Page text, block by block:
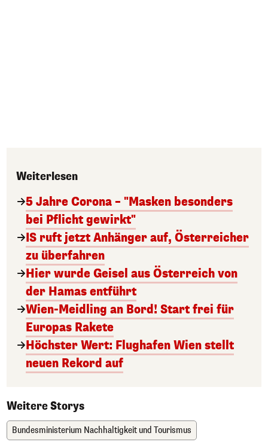
Weiterlesen
5 Jahre Corona – "Masken besonders
bei Pflicht gewirkt"
IS ruft jetzt Anhänger auf, Österreicher
zu überfahren
Hier wurde Geisel aus Österreich von
der Hamas entführt
Wien-Meidling an Bord! Start frei für
Europas Rakete
Höchster Wert: Flughafen Wien stellt
neuen Rekord auf
Weitere Storys
Bundesministerium Nachhaltigkeit und Tourismus